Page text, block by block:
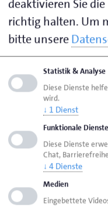
Vorbereitungen
Ansprechpartner
deaktivieren Sie
richtig halten. Um
bitte unsere
Statistik & Analyse
Diese Dienste
wird.
↓ 1 Dienst
Funktionale Dienste
Diese Dienste
Chat,
↓ 4 Dienste
Medien
Eingebettete